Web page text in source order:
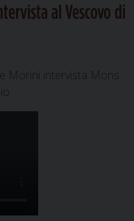
al Vescovo di
Morini intervista Mons.